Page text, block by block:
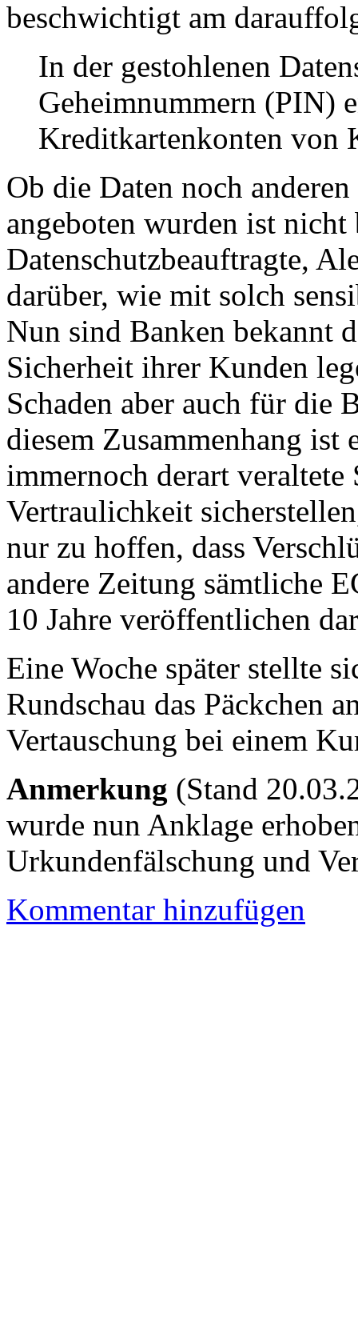
beschwichtigt am
In der gestohlenen
Geheimnummern (PIN)
Kreditkartenkonten von
Ob die Daten noch
angeboten wurden ist
Datenschutzbeauftragte,
darüber, wie mit solch
Nun sind Banken bekannt
Sicherheit ihrer Kunden
Schaden aber auch für die
diesem Zusammenhang
immernoch derart
Vertraulichkeit
nur zu hoffen, dass
andere Zeitung sämtliche
10 Jahre veröffentlichen
Eine Woche später stellte
Rundschau das Päckchen
Vertauschung bei einem
Anmerkung (Stand
wurde nun Anklage
Urkundenfälschung und
Kommentar hinzufügen